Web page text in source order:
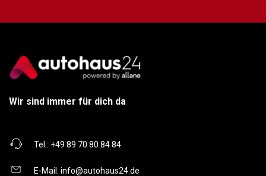
Wir sind immer für dich da
Tel.: +49 89 70 80 84 84
E-Mail: info@autohaus24.de